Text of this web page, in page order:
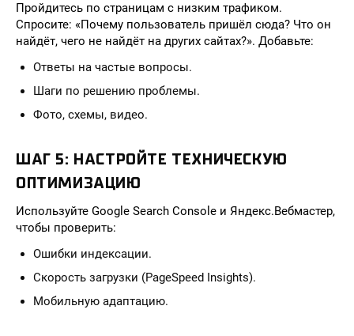
Пройдитесь по страницам с низким трафиком.
Спросите: «Почему пользователь пришёл сюда? Что он
найдёт, чего не найдёт на других сайтах?». Добавьте:
Ответы на частые вопросы.
Шаги по решению проблемы.
Фото, схемы, видео.
ШАГ 5: НАСТРОЙТЕ ТЕХНИЧЕСКУЮ
ОПТИМИЗАЦИЮ
Используйте Google Search Console и Яндекс.Вебмастер,
чтобы проверить:
Ошибки индексации.
Скорость загрузки (PageSpeed Insights).
Мобильную адаптацию.